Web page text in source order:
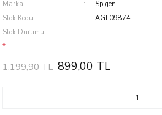
Marka
Spigen
Stok Kodu
AGL09874
Stok Durumu
.
*.
1.199,90 TL 899,00 TL